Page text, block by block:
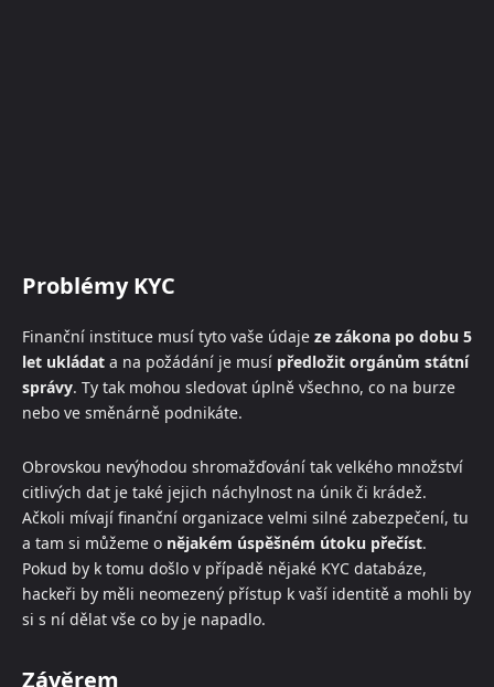
Problémy KYC
Finanční instituce musí tyto vaše údaje ze zákona po dobu 5
let ukládat a na požádání je musí předložit orgánům státní
správy. Ty tak mohou sledovat úplně všechno, co na burze
nebo ve směnárně podnikáte.
Obrovskou nevýhodou shromažďování tak velkého množství
citlivých dat je také jejich náchylnost na únik či krádež.
Ačkoli mívají finanční organizace velmi silné zabezpečení, tu
a tam si můžeme o nějakém úspěšném útoku přečíst.
Pokud by k tomu došlo v případě nějaké KYC databáze,
hackeři by měli neomezený přístup k vaší identitě a mohli by
si s ní dělat vše co by je napadlo.
Závěrem